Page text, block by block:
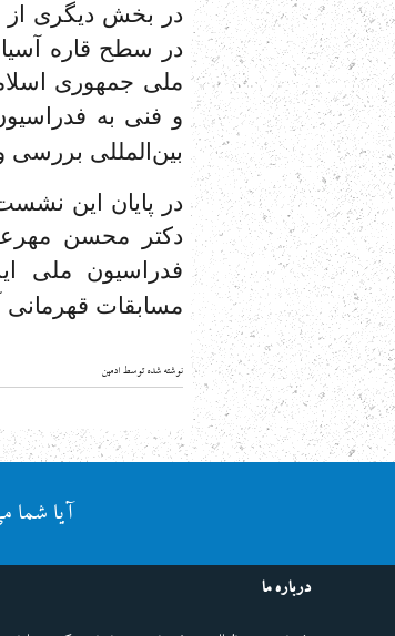
در بخش دیگری از
در سطح قاره
ملی جمهوری
و فنی به
بین‌المللی
در پایان این
دکتر محسن
فدراسیون ملی
مسابقات قهرمانی
نوشته شده توسط ادمین
آیا شما
درباره ما